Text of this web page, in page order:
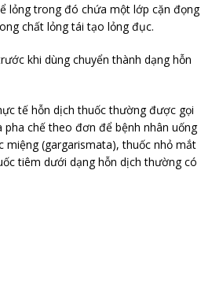
lỏng trong đó chứa một lớp cặn đọng
chất lỏng tái tạo lỏng đục.
khi dùng chuyển thành dạng hỗn
tế hỗn dịch thuốc thường được gọi
chế theo đơn để bệnh nhân uống
(gargarismata), thuốc nhỏ mắt
tiêm dưới dạng hỗn dịch thường có